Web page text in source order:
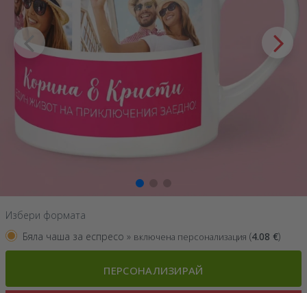
Избери формата
Бяла чаша за еспресо » включена персонализация (4.08 €)
ПЕРСОНАЛИЗИРАЙ